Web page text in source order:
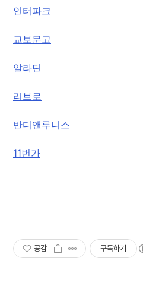
인터파크
교보문고
알라딘
리브로
반디앤루니스
11번가
공감 구독하기